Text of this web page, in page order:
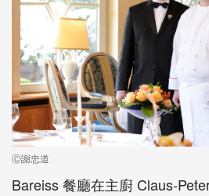
Ⓒ謝忠道
Bareiss 餐廳在主廚 Claus-